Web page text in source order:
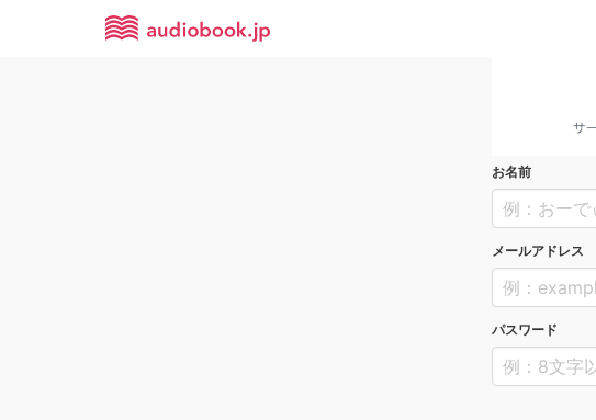
お名前
メールアドレス
パスワード